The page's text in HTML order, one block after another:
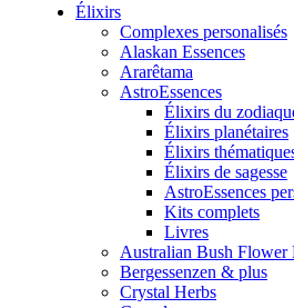
Élixirs
Complexes personalisés
Alaskan Essences
Ararêtama
AstroEssences
Élixirs du
Élixirs planétaires
Élixirs
Élixirs de sagesse
AstroEssences
Kits complets
Livres
Australian Bush Flower
Bergessenzen & plus
Crystal Herbs